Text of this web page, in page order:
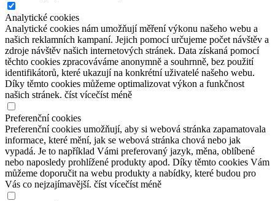
Analytické cookies
Analytické cookies nám umožňují měření výkonu našeho webu a
našich reklamních kampaní. Jejich pomocí určujeme počet návštěv a
zdroje návštěv našich internetových stránek. Data získaná pomocí
těchto cookies zpracováváme anonymně a souhrnně, bez použití
identifikátorů, které ukazují na konkrétní uživatelé našeho webu.
Díky těmto cookies můžeme optimalizovat výkon a funkčnost
našich stránek. číst vícečíst méně
Preferenční cookies
Preferenční cookies umožňují, aby si webová stránka zapamatovala
informace, které mění, jak se webová stránka chová nebo jak
vypadá. Je to například Vámi preferovaný jazyk, měna, oblíbené
nebo naposledy prohlížené produkty apod. Díky těmto cookies Vám
můžeme doporučit na webu produkty a nabídky, které budou pro
Vás co nejzajímavější. číst vícečíst méně